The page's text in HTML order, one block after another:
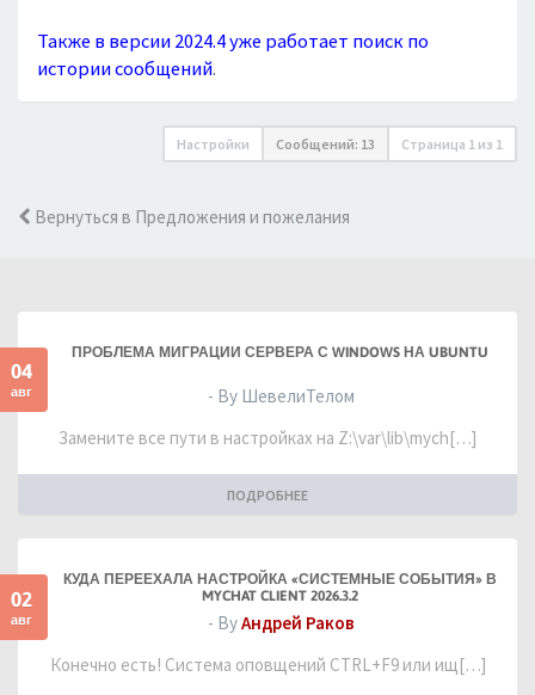
Также в версии 2024.4 уже работает поиск по
истории сообщений.
Настройки Сообщений: 13 Страница 1 из 1
Вернуться в Предложения и пожелания
04
авг
ПРОБЛЕМА МИГРАЦИИ СЕРВЕРА С WINDOWS НА UBUNTU
- By ШевелиТелом
Замените все пути в настройках на Z:\var\lib\mych[…]
ПОДРОБНЕЕ
02
авг
КУДА ПЕРЕЕХАЛА НАСТРОЙКА «СИСТЕМНЫЕ СОБЫТИЯ» В
MYCHAT CLIENT 2026.3.2
- ByАндрей Раков
Конечно есть! Система оповщений CTRL+F9 или ищ[…]